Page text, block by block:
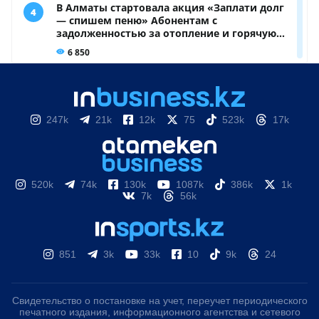
247k 21k 12k 75 523k 17k
520k 74k 130k 1087k 386k
1k
7k
56k
851 3k 33k 10 9k 24
Свидетельство о постановке на учет, переучет периодического
печатного издания, информационного агентства и сетевого